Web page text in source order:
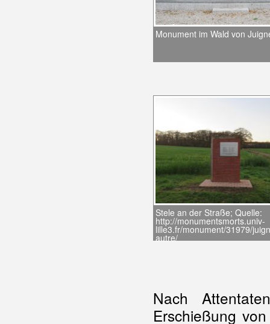
Monument im Wald von
Stele an der Straße; Quelle:
http://monumentsmorts.univ-
lille3.fr/monument/31979/
autre/
Nach
Erschießung